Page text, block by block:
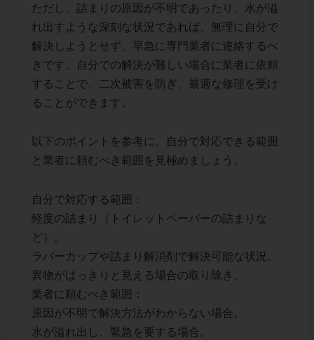
ただし、詰まりの原因が不明であったり、水が溢
れ出すような深刻な状況であれば、無理に自分で
解決しようとせず、早急に専門業者に連絡するべ
きです。自分での解決が難しい場合に業者に依頼
することで、二次被害を防ぎ、最適な修理を受け
ることができます。
以下のポイントを参考に、自分で対応できる範囲
と業者に頼むべき範囲を見極めましょう。
自分で対応する範囲：
軽度の詰まり（トイレットペーパーの詰まりな
ど）。
ラバーカップや詰まり解消剤で解決可能な状況。
異物がはっきりと見える場合の取り除き。
業者に頼むべき範囲：
原因が不明で解決方法がわからない場合。
水が溢れ出し、緊急を要する場合。